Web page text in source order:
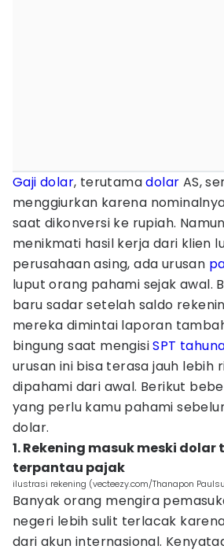
Gaji dolar, terutamadolar AS,
menggiurkan karena
saat dikonversi ke rupiah.
menikmati hasil kerja dari klien
perusahaan asing, ada urusan
luput orang pahami sejak awal.
baru sadar setelah saldo
mereka dimintai laporan
bingung saat mengisiSPT
urusan ini bisa terasa jauh lebih
dipahami dari awal. Berikut
yang perlu kamu pahami
dolar.
1. Rekening masuk meski dolar
terpantau pajak
ilustrasi rekening (vecteezy.com/Thanapon
Banyak orang mengira
negeri lebih sulit terlacak
dari akun internasional.